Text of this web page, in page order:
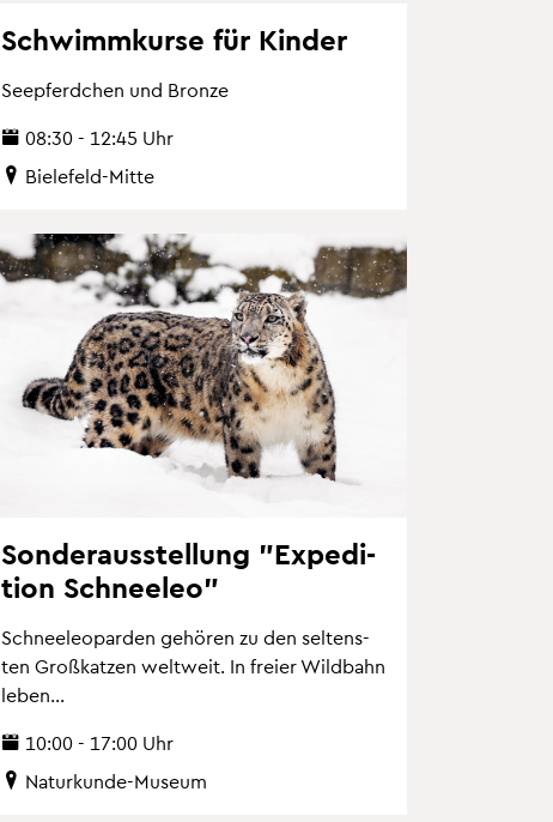
Schwimm­kur­se für Kin­der
See­pferd­chen und Bron­ze
08:30 - 12:45 Uhr
Bie­le­feld-Mitte
Son­der­aus­stel­lung "Ex­pe­di­
ti­on Schnee­leo"
Schnee­leo­par­den ge­hö­ren zu den sel­tens­
ten Gro­ß­kat­zen welt­weit. In frei­er Wild­bahn
leben...
10:00 - 17:00 Uhr
Na­tur­kun­de-Mu­se­um